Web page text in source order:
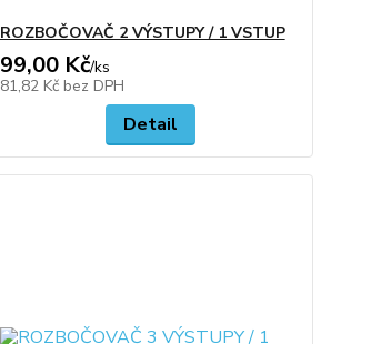
ROZBOČOVAČ 2 VÝSTUPY / 1 VSTUP
99,00 Kč/ks
81,82 Kč bez DPH
Detail